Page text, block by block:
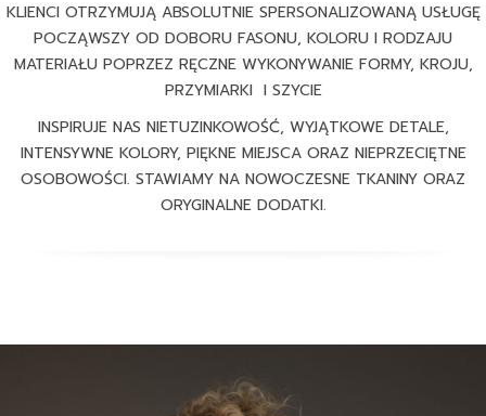
KLIENCI OTRZYMUJĄ ABSOLUTNIE SPERSONALIZOWANĄ USŁUGĘ
POCZĄWSZY OD DOBORU FASONU, KOLORU I RODZAJU
MATERIAŁU POPRZEZ RĘCZNE WYKONYWANIE FORMY, KROJU,
PRZYMIARKI I SZYCIE
INSPIRUJE NAS NIETUZINKOWOŚĆ, WYJĄTKOWE DETALE,
INTENSYWNE KOLORY, PIĘKNE MIEJSCA ORAZ NIEPRZECIĘTNE
OSOBOWOŚCI. STAWIAMY NA NOWOCZESNE TKANINY ORAZ
ORYGINALNE DODATKI.